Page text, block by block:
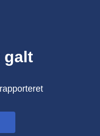
galt